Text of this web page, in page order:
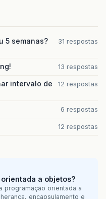
5 semanas?
31 respostas
13 respostas
intervalo de
12 respostas
6 respostas
12 respostas
a objetos?
programação orientada a
encapsulamento e